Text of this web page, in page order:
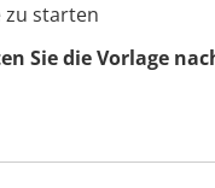
zu starten
Sie die Vorlage